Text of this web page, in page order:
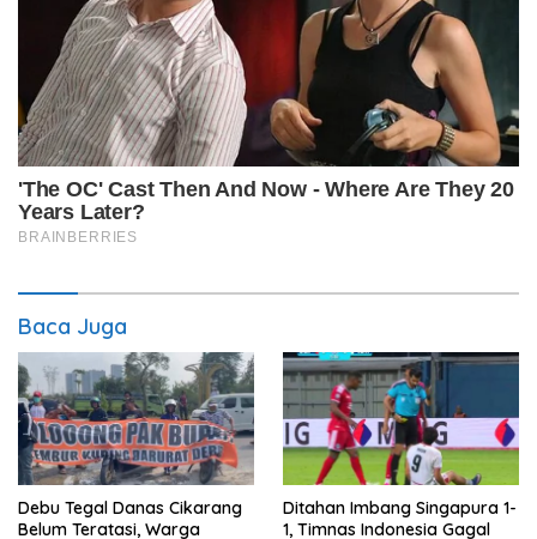
Baca Juga
Debu Tegal Danas Cikarang
Belum Teratasi, Warga
Ditahan Imbang Singapura 1-
1, Timnas Indonesia Gagal